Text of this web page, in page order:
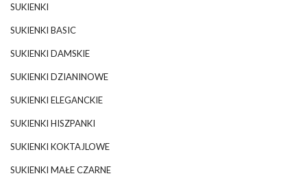
SUKIENKI
SUKIENKI BASIC
SUKIENKI DAMSKIE
SUKIENKI DZIANINOWE
SUKIENKI ELEGANCKIE
SUKIENKI HISZPANKI
SUKIENKI KOKTAJLOWE
SUKIENKI MAŁE CZARNE